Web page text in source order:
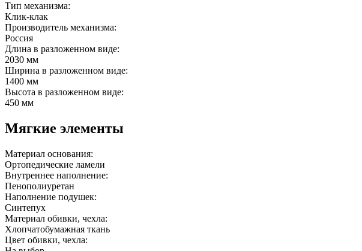
Тип механизма:
Клик-клак
Производитель механизма:
Россия
Длина в разложенном виде:
2030 мм
Ширина в разложенном виде:
1400 мм
Высота в разложенном виде:
450 мм
Мягкие элементы
Материал основания:
Ортопедические ламели
Внутреннее наполнение:
Пенополиуретан
Наполнение подушек:
Синтепух
Материал обивки, чехла:
Хлопчатобумажная ткань
Цвет обивки, чехла: